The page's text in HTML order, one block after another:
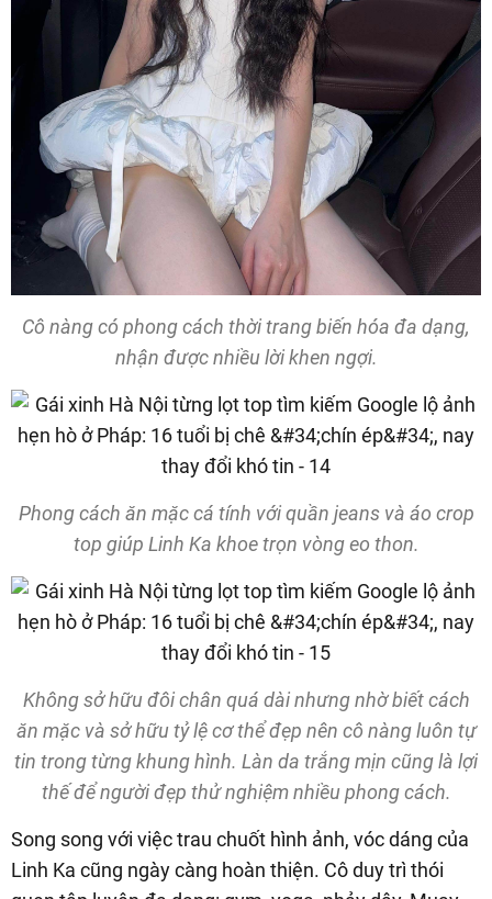
Cô nàng có phong cách thời trang biến hóa đa dạng,
nhận được nhiều lời khen ngợi.
Phong cách ăn mặc cá tính với quần jeans và áo crop
top giúp Linh Ka khoe trọn vòng eo thon.
Không sở hữu đôi chân quá dài nhưng nhờ biết cách
ăn mặc và sở hữu tỷ lệ cơ thể đẹp nên cô nàng luôn tự
tin trong từng khung hình. Làn da trắng mịn cũng là lợi
thế để người đẹp thử nghiệm nhiều phong cách.
Song song với việc trau chuốt hình ảnh, vóc dáng của
Linh Ka cũng ngày càng hoàn thiện. Cô duy trì thói